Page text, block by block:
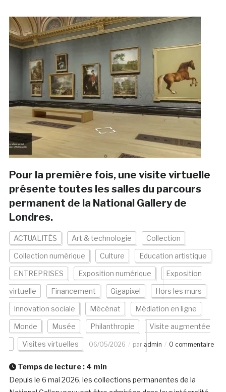
Pour la première fois, une visite virtuelle
présente toutes les salles du parcours
permanent de la National Gallery de
Londres.
ACTUALITÉS Art & technologie Collection
Collection numérique Culture Education artistique
ENTREPRISES Exposition numérique Exposition
virtuelle Financement Gigapixel Hors les murs
Innovation sociale Mécénat Médiation en ligne
Monde Musée Philanthropie Visite augmentée
Visites virtuelles 06/05/2026 par admin 0 commentaire
Temps de lecture : 4 min
Depuis le 6 mai 2026, les collections permanentes de la